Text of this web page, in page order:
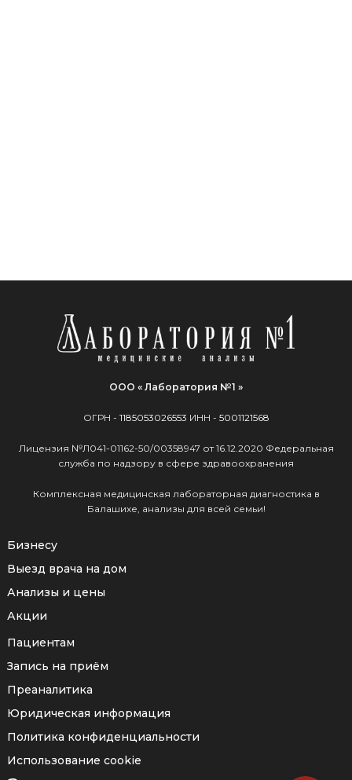
ООО « Лаборатория №1 »
ОГРН - 1185053026553 ИНН - 5001121568
Лицензия №Л041-01162-50/00358947 от 16.12.2020 Федеральная
служба по надзору в сфере здравоохранения
Комплексная медицинская лабораторная диагностика в
Балашихе, анализы для всей семьи!
Бизнесу
Выезд врача на дом
Анализы и цены
Акции
Пациентам
Запись на приём
Преаналитика
Юридическая информация
Политика конфиденциальности
Использование cookie